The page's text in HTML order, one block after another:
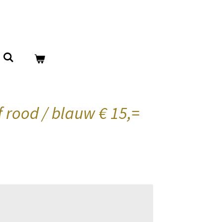
/ blauw € 15,=